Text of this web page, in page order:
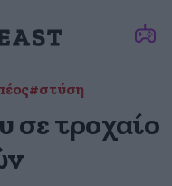
#στύση
σε τροχαίο